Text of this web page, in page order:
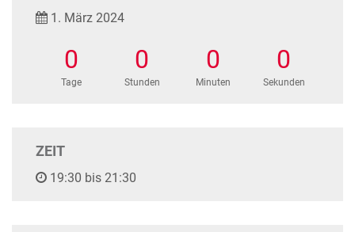
1. März 2024
0
Tage
0
Stunden
0
Minuten
0
Sekunden
ZEIT
19:30 bis 21:30